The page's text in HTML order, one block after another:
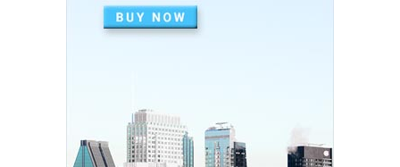
Perkuat Sinergi, Pemkab Banjar Gelar Rakor
TP3S untuk Perta...